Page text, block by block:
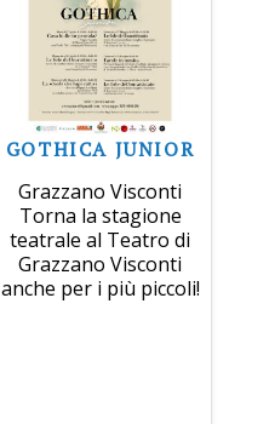
GOTHICA JUNIOR
Grazzano Visconti
Torna la stagione
teatrale al Teatro di
Grazzano Visconti
anche per i più piccoli!